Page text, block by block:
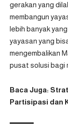
gerakan yang
membangun
lebih banyak
yayasan yang
mengembalikan
pusat solusi bagi
Baca Juga:
Partisipasi dan